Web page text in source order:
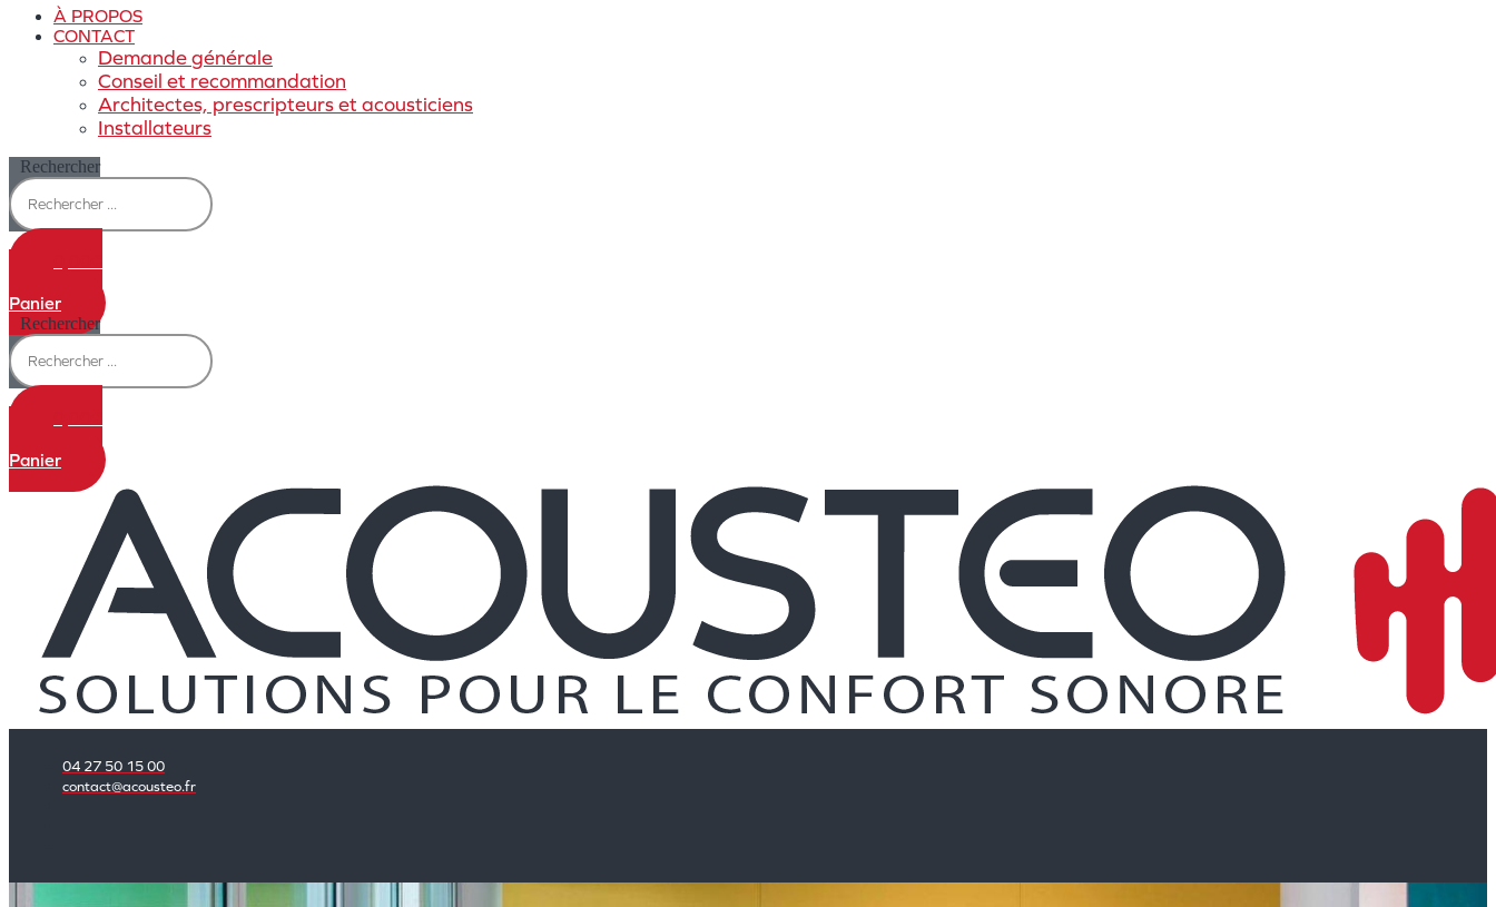
À PROPOS
CONTACT
Demande générale
Conseil et recommandation
Architectes, prescripteurs et acousticiens
Installateurs
Rechercher
Panier
Rechercher
Panier
04 27 50 15 00
contact@acousteo.fr